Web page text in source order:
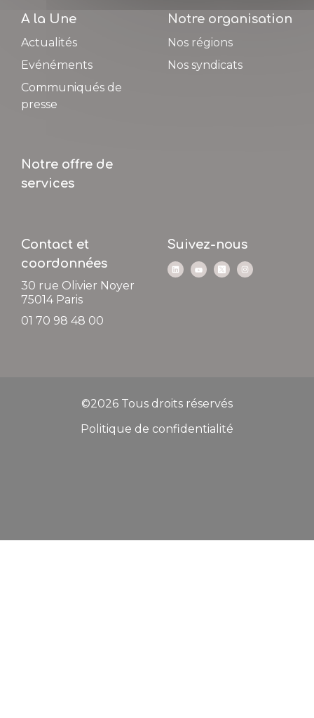
A la Une
Actualités
Evénéments
Communiqués de
presse
Notre organisation
Nos régions
Nos syndicats
Notre offre de
services
Contact et
coordonnées
30 rue Olivier Noyer
75014 Paris
01 70 98 48 00
Suivez-nous
©2026 Tous droits réservés
Politique de confidentialité